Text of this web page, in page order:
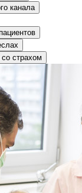
канала
страхом